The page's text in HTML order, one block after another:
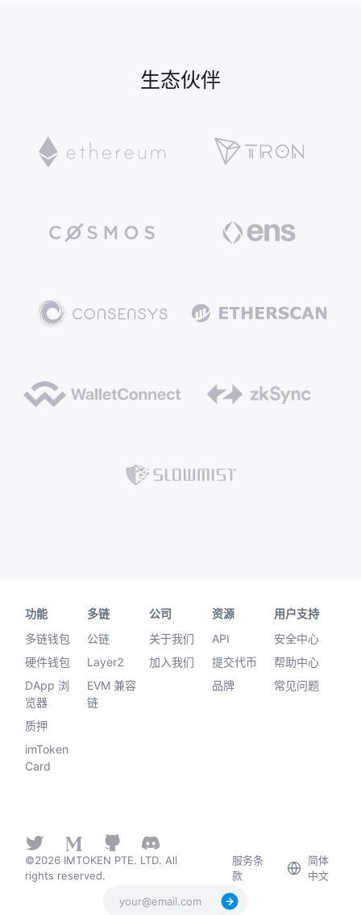
生态伙伴
功能
多链钱包
硬件钱包
DApp 浏
览器
质押
imToken
Card
多链
公链
Layer2
EVM 兼容
链
公司
关于我们
加入我们
资源
API
提交代币
品牌
用户支持
安全中心
帮助中心
常见问题
©2026 IMTOKEN PTE. LTD. All
rights reserved.
服务条
款
简体
中文